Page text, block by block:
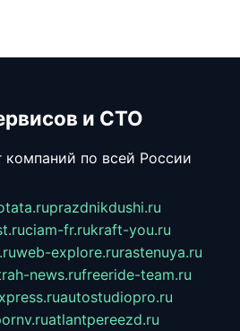
и СТО
компаний по всей России
prazdnikdushi.ru
ciam-fr.rukraft-you.ru
web-explore.rurastenuya.ru
news.rufreeride-team.ru
autostudiopro.ru
atlantpereezd.ru